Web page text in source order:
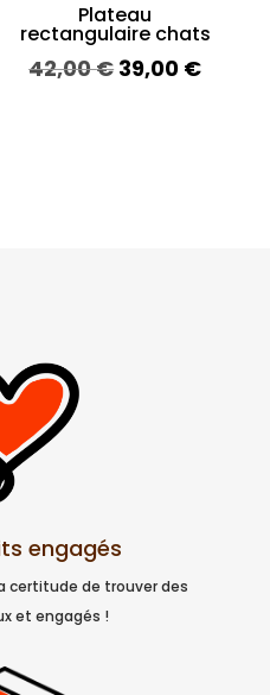
Plateau
rectangulaire chats
42,00€ Le
39,00 €Le
engagés
certitude de trouver des
et engagés !